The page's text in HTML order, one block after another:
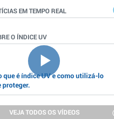
EM TEMPO REAL
O ÍNDICE UV
que é índice UV e como utilizá-lo
proteger.
VEJA TODOS OS VÍDEOS